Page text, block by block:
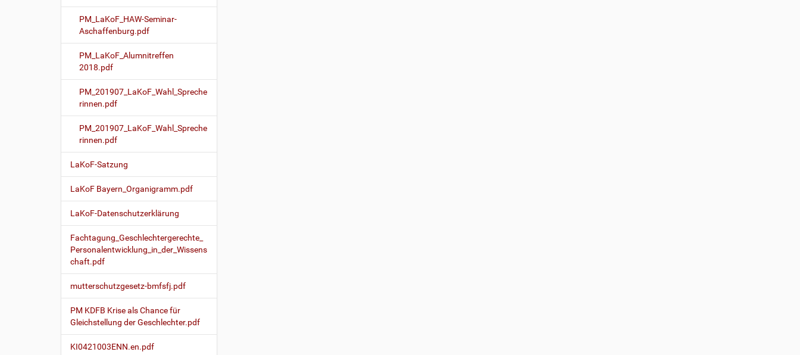
PM_LaKoF_HAW-Seminar-
Aschaffenburg.pdf
PM_LaKoF_Alumnitreffen
2018.pdf
PM_201907_LaKoF_Wahl_Spreche
rinnen.pdf
PM_201907_LaKoF_Wahl_Spreche
rinnen.pdf
LaKoF-Satzung
LaKoF Bayern_Organigramm.pdf
LaKoF-Datenschutzerklärung
Fachtagung_Geschlechtergerechte_
Personalentwicklung_in_der_Wissens
chaft.pdf
mutterschutzgesetz-bmfsfj.pdf
PM KDFB Krise als Chance für
Gleichstellung der Geschlechter.pdf
KI0421003ENN.en.pdf